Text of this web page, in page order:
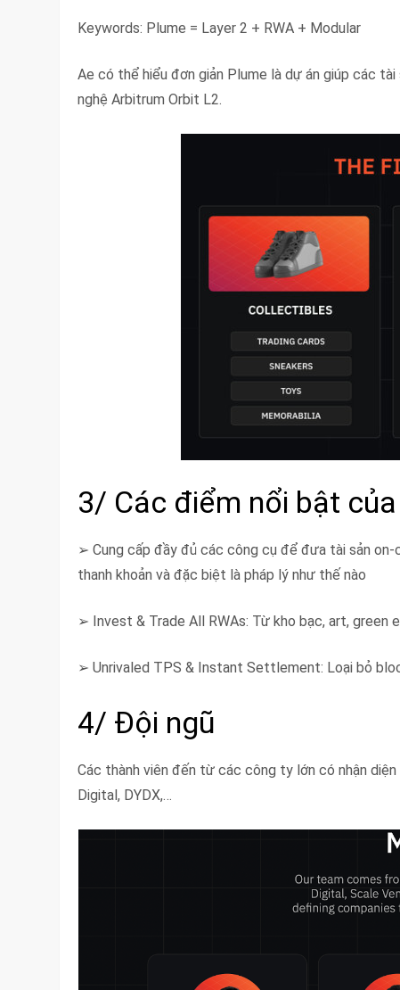
Keywords: Plume = Layer 2 + RWA + Modular
Ae có thể hiểu đơn giản Plume là dự án giúp các
nghệ Arbitrum Orbit L2.
3/ Các điểm nổi bật
➢ Cung cấp đầy đủ các công cụ để đưa tài sản
thanh khoản và đặc biệt là pháp lý như thế nào
➢ Invest & Trade All RWAs: Từ kho bạc, art, green
➢ Unrivaled TPS & Instant Settlement: Loại bỏ
4/ Đội ngũ
Các thành viên đến từ các công ty lớn có nhận
Digital, DYDX,…